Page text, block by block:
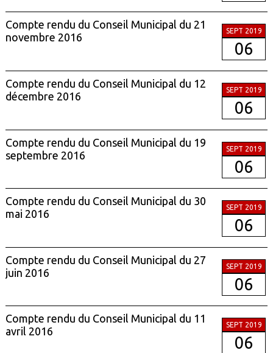
Compte rendu du Conseil Municipal du 21
novembre 2016
SEPT 2019
06
Compte rendu du Conseil Municipal du 12
décembre 2016
SEPT 2019
06
Compte rendu du Conseil Municipal du 19
septembre 2016
SEPT 2019
06
Compte rendu du Conseil Municipal du 30
mai 2016
SEPT 2019
06
Compte rendu du Conseil Municipal du 27
juin 2016
SEPT 2019
06
Compte rendu du Conseil Municipal du 11
avril 2016
SEPT 2019
06